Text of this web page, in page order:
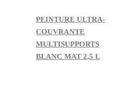
PEINTURE ULTRA-
COUVRANTE
MULTISUPPORTS
BLANC MAT 2,5 L